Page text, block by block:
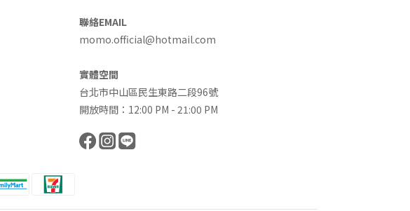
聯絡EMAIL
momo.official@hotmail.com
實體空間
台北市中山區民生東路二段96號
開放時間：12:00 PM - 21:00 PM